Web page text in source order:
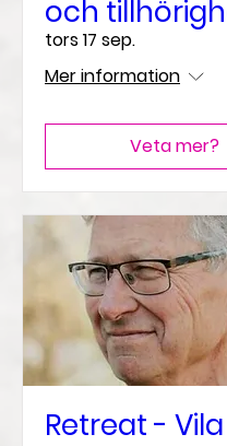
och
tors 17 sep.
Mer information
Veta mer?
Retreat -